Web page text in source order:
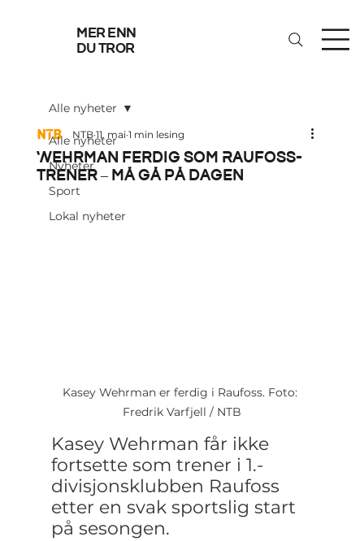
mer enn
du tror
Alle nyheter
Nyheter
Sport
Lokal nyheter
Alle nyheter
Wehrman ferdig som Raufoss-
trener – må gå på dagen
NTB 11. mai 1 min lesing
Kasey Wehrman er ferdig i Raufoss. Foto:
Fredrik Varfjell / NTB
Kasey Wehrman får ikke
fortsette som trener i 1.-
divisjonsklubben Raufoss
etter en svak sportslig start
på sesongen.